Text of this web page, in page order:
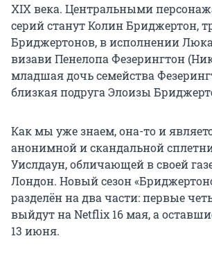
XIX века. Центральными
серий станут Колин Бриджертон,
Бриджертонов, в исполнении
визави Пенелопа Фезерингтон
младшая дочь семейства
близкая подруга Элоизы
Как мы уже знаем, она-то и
анонимной и скандальной
Уислдаун, обличающей в своей
Лондон. Новый сезон
разделён на два части: первые
выйдут на Netflix 16 мая, а
13 июня.